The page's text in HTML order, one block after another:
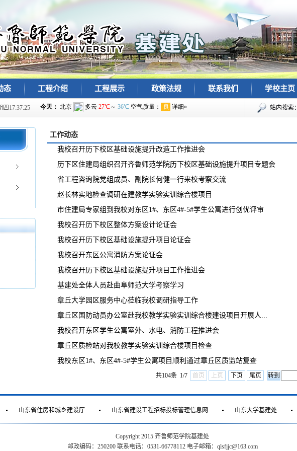
态 工程介绍 工程展示 政策法规 联系我们 学校主页
四17:37:25 站内搜索：
工作动态
我校召开历下校区基础设施提升改造工作推进会
历下区住建局组织召开齐鲁师范学院历下校区基础设施提升项目专题会
省工程咨询院党组成员、副院长何健一行来校考察交流
赵长林实地检查调研在建教学实验实训综合楼项目
市住建局专家组到我校对东区1#、东区4#-5#学生公寓进行创优评审
我校召开历下校区整体方案设计论证会
我校召开历下校区基础设施提升项目论证会
我校召开东区公寓消防方案论证会
我校召开历下校区基础设施提升项目工作推进会
基建处全体人员赴曲阜师范大学考察学习
章丘大学园区服务中心莅临我校调研指导工作
章丘区国防动员办公室赴我校教学实验实训综合楼建设项目开展人...
我校召开东区学生公寓室外、水电、消防工程推进会
章丘区质检站对我校教学实验实训综合楼项目检查
我校东区1#、东区4#-5#学生公寓项目顺利通过章丘区质监站复查
共104条 1/7 首页 上页 下页 尾页
山东省住房和城乡建设厅 山东省建设工程招标投标管理信息网 山东大学基建处
Copyright 2015 齐鲁师范学院基建处
邮政编码：250200 联系电话：0531-66778112 电子邮箱：qlsfjjc@163.com